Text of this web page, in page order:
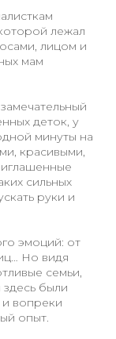
лежал
лицом и
мам
деток, у
минуты на
красивыми,
сильных
руки и
эмоций: от
Но видя
семьи,
были
и вопреки
опыт.